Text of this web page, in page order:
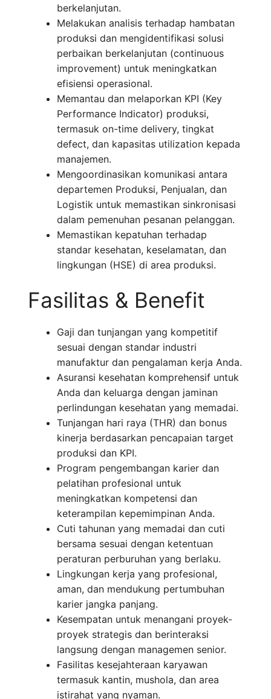
berkelanjutan.
Melakukan analisis terhadap hambatan
produksi dan mengidentifikasi solusi
perbaikan berkelanjutan (continuous
improvement) untuk meningkatkan
efisiensi operasional.
Memantau dan melaporkan KPI (Key
Performance Indicator) produksi,
termasuk on-time delivery, tingkat
defect, dan kapasitas utilization kepada
manajemen.
Mengoordinasikan komunikasi antara
departemen Produksi, Penjualan, dan
Logistik untuk memastikan sinkronisasi
dalam pemenuhan pesanan pelanggan.
Memastikan kepatuhan terhadap
standar kesehatan, keselamatan, dan
lingkungan (HSE) di area produksi.
Fasilitas & Benefit
Gaji dan tunjangan yang kompetitif
sesuai dengan standar industri
manufaktur dan pengalaman kerja Anda.
Asuransi kesehatan komprehensif untuk
Anda dan keluarga dengan jaminan
perlindungan kesehatan yang memadai.
Tunjangan hari raya (THR) dan bonus
kinerja berdasarkan pencapaian target
produksi dan KPI.
Program pengembangan karier dan
pelatihan profesional untuk
meningkatkan kompetensi dan
keterampilan kepemimpinan Anda.
Cuti tahunan yang memadai dan cuti
bersama sesuai dengan ketentuan
peraturan perburuhan yang berlaku.
Lingkungan kerja yang profesional,
aman, dan mendukung pertumbuhan
karier jangka panjang.
Kesempatan untuk menangani proyek-
proyek strategis dan berinteraksi
langsung dengan managemen senior.
Fasilitas kesejahteraan karyawan
termasuk kantin, mushola, dan area
istirahat yang nyaman.